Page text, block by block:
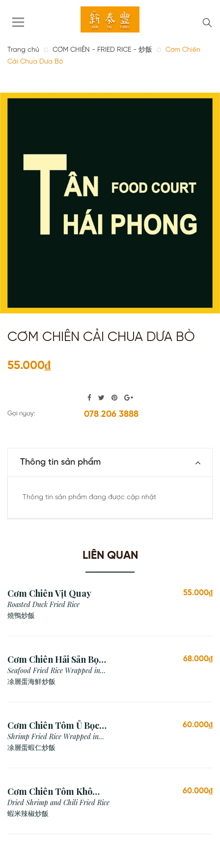
Trang chủ CƠM CHIÊN - FRIED RICE - 炒飯
Cơm Chiên
Cải Chua Dưa Bò
CƠM CHIÊN CẢI CHUA DƯA BÒ
55.000₫
Gọi ngay: 078 206 3888
Thông tin sản phẩm
Thông tin sản phẩm đang được cập nhật
LIÊN QUAN
Cơm Chiên Vịt Quay
Roasted Duck Fried Rice
燒鴨炒飯
55.000₫
Cơm Chiên Hải Sản Bọc
Trứng
Seafood Fried Rice Wrapped in
Egg (Omelette)
凃層蛋海鮮炒飯
68.000₫
Cơm Chiên Tôm Ủ Bọc
Trứng
Shrimp Fried Rice Wrapped in
Egg (Omelette)
凃層蛋蝦仁炒飯
60.000₫
Cơm Chiên Tôm Khô
Muối Ớt Cay
Dried Shrimp and Chili Fried Rice
蝦米辣椒炒飯
60.000₫